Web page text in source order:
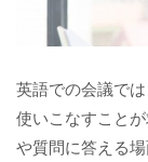
英語での会議で
使いこなすこと
や質問に答える